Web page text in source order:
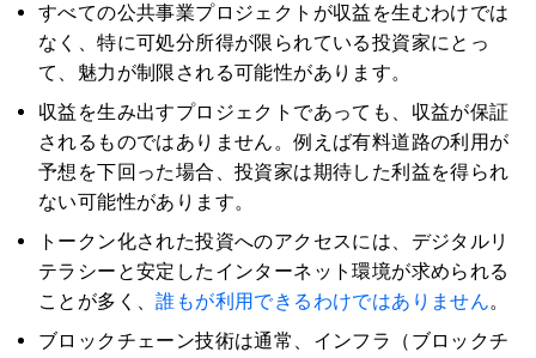
すべての公共事業プロジェクトが収益を生むわけでは
なく、特に可処分所得が限られている投資家にとっ
て、魅力が制限される可能性があります。
収益を生み出すプロジェクトであっても、収益が保証
されるものではありません。例えば有料道路の利用が
予想を下回った場合、投資家は期待した利益を得られ
ない可能性があります。
トークン化された投資へのアクセスには、デジタルリ
テラシーと安定したインターネット環境が求められる
ことが多く、誰もが利用できるわけではありません。
ブロックチェーン技術は通常、インフラ（ブロックチ